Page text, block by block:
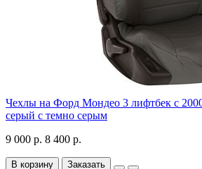
Чехлы на Форд Мондео 3 лифтбек с
серый с темно серым
9 000 р. 8 400 р.
В корзину Заказать